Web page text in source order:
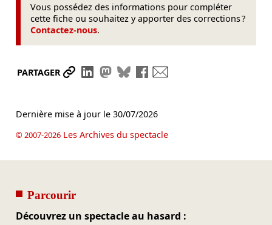
Vous possédez des informations pour compléter
cette fiche ou souhaitez y apporter des corrections ?
Contactez-nous.
PARTAGER Partager le lien
Partager sur LinkedIn
Partager sur Mastodon
Partager sur Bluesky
Partager sur Facebook
Dernière mise à jour le 30/07/2026
© 2007-2026Les Archives du spectacle
Parcourir
Découvrez un spectacle au hasard :